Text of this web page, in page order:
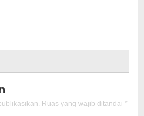
Ruas yang wajib ditandai *